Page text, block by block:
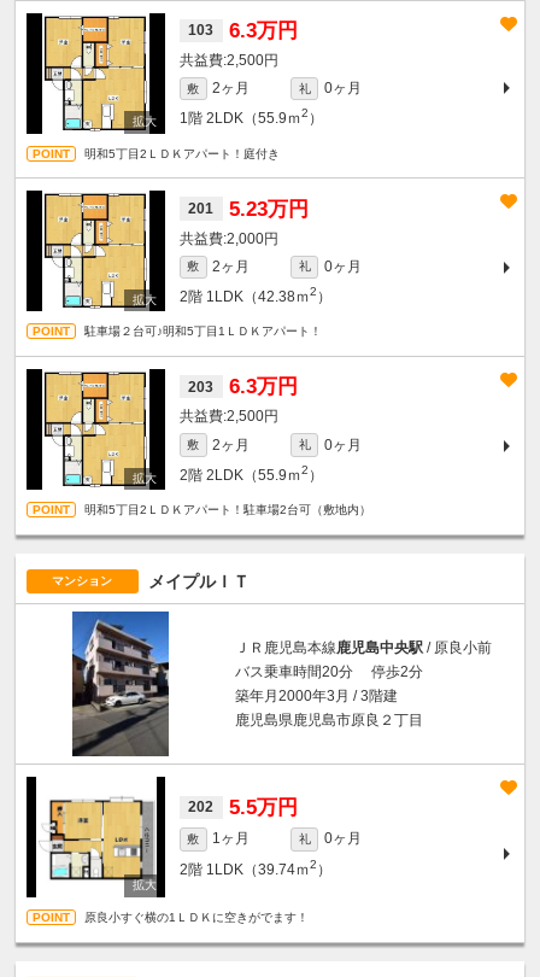
103 6.3万円
2,500円
敷 2ヶ月 礼
0ヶ月
1階 2LDK（55.9ｍ2 ）
明和5丁目2ＬＤＫアパート！庭付き
201 5.23万円
2,000円
敷 2ヶ月 礼
0ヶ月
2階 1LDK（42.38ｍ2 ）
駐車場２台可♪明和5丁目1ＬＤＫアパート！
203 6.3万円
2,500円
敷 2ヶ月 礼
0ヶ月
2階 2LDK（55.9ｍ2 ）
明和5丁目2ＬＤＫアパート！駐車場2台可（敷地内）
マンション メイプルＩＴ
ＪＲ鹿児島本線鹿児島中央駅 / 原良小前
バス乗車時間20分 停歩2分
築年月2000年3月 / 3階建
鹿児島県鹿児島市原良２丁目
202 5.5万円
敷 1ヶ月 礼
0ヶ月
2階 1LDK（39.74ｍ2 ）
原良小すぐ横の1ＬＤＫに空きがでます！